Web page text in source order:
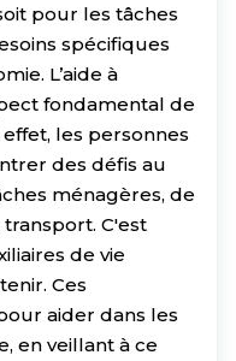
pour les tâches
spécifiques
L’aide à
fondamental de
les personnes
des défis au
ménagères, de
C'est
de vie
Ces
aider dans les
en veillant à ce